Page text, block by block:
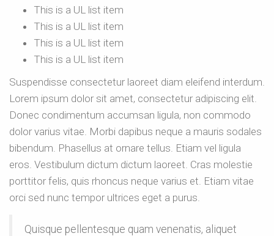
This is a UL list item
This is a UL list item
This is a UL list item
This is a UL list item
Suspendisse consectetur laoreet diam eleifend interdum.
Lorem ipsum dolor sit amet, consectetur adipiscing elit.
Donec condimentum accumsan ligula, non commodo
dolor varius vitae. Morbi dapibus neque a mauris sodales
bibendum. Phasellus at ornare tellus. Etiam vel ligula
eros. Vestibulum dictum dictum laoreet. Cras molestie
porttitor felis, quis rhoncus neque varius et. Etiam vitae
orci sed nunc tempor ultrices eget a purus.
Quisque pellentesque quam venenatis, aliquet